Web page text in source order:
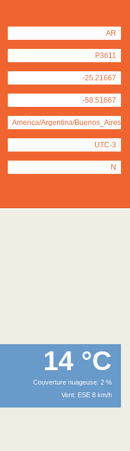
AR
P3611
-25.21667
-58.51667
America/Argentina/Buenos_Aires
UTC-3
N
14 °C
Couverture nuageuse: 2 %
Vent: ESE 8 km/h